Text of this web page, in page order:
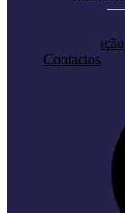
Categories
in
Pedir Cotação
Contactos